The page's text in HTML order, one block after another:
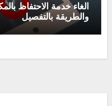
الغاء خدمة الاحتفاظ
والطريقة بالتفصيل